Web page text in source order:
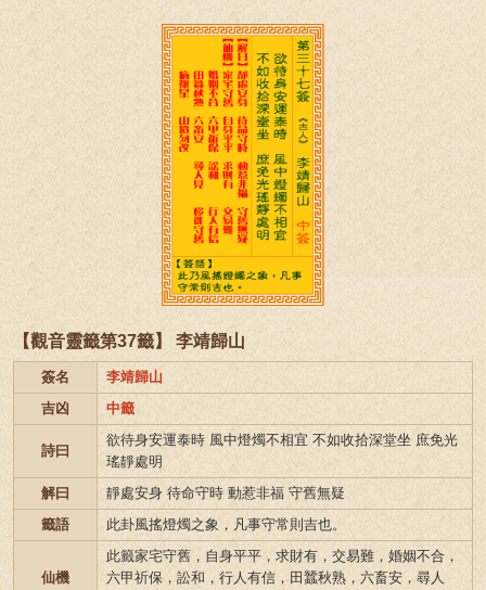
【觀音靈籤第37籤】 李靖歸山
簽名
李靖歸山
吉凶
中籤
詩曰
欲待身安運泰時 風中燈燭不相宜 不如收拾深堂坐 庶免光
瑤靜處明
解曰
靜處安身 待命守時 動惹非福 守舊無疑
籤語
此卦風搖燈燭之象，凡事守常則吉也。
仙機
此籤家宅守舊，自身平平，求財有，交易難，婚姻不合，
六甲祈保，訟和，行人有信，田蠶秋熟，六畜安，尋人